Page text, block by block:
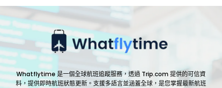
Whatflytime 是一個全球航班追蹤服務，透過 Trip.com 提供的可信資
料，提供即時航班狀態更新。支援多語言並涵蓋全球，是您掌握最新航班